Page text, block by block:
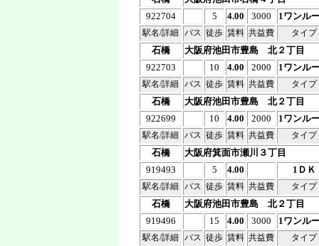
922704
5 4.00 3000 1ワンル
駅名/詳細 バス 徒歩 賃料 共益費 タイプ
石橋
大阪府池田市豊島 北２丁目
922703
10 4.00 2000 1ワンル
駅名/詳細 バス 徒歩 賃料 共益費 タイプ
石橋
大阪府池田市豊島 北２丁目
922699
10 4.00 2000 1ワンル
駅名/詳細 バス 徒歩 賃料 共益費 タイプ
石橋
大阪府箕面市瀬川３丁目
919493
5 4.00 1ＤＫ
駅名/詳細 バス 徒歩 賃料 共益費 タイプ
石橋
大阪府池田市豊島 北２丁目
919496
15 4.00 3000 1ワンル
駅名/詳細 バス 徒歩 賃料 共益費 タイプ